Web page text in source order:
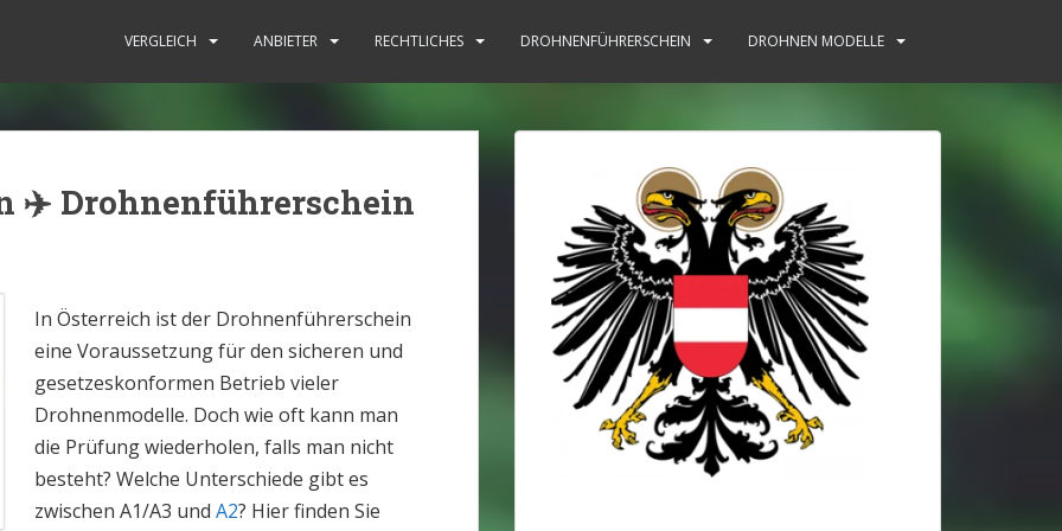
Rechtliche Situation [2025]
VERGLEICH ANBIETER RECHTLICHES DROHNENFÜHRERSCHEIN DROHNEN MODELLE
✈️ Drohnenführerschein
In Österreich ist der Drohnenführerschein
eine Voraussetzung für den sicheren und
gesetzeskonformen Betrieb vieler
Drohnenmodelle. Doch wie oft kann man
die Prüfung wiederholen, falls man nicht
besteht? Welche Unterschiede gibt es
zwischen A1/A3 und A2? Hier finden Sie